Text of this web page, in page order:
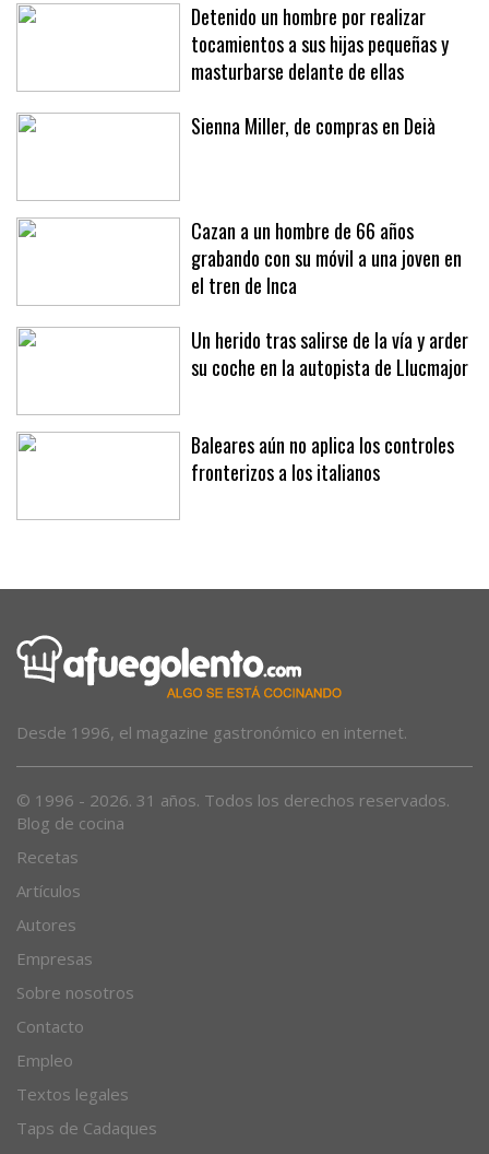
Detenido un hombre por realizar
tocamientos a sus hijas pequeñas y
masturbarse delante de ellas
Sienna Miller, de compras en Deià
Cazan a un hombre de 66 años
grabando con su móvil a una joven en
el tren de Inca
Un herido tras salirse de la vía y arder
su coche en la autopista de Llucmajor
Baleares aún no aplica los controles
fronterizos a los italianos
Desde 1996, el magazine gastronómico en internet.
© 1996 - 2026. 31 años. Todos los derechos reservados.
Blog de cocina
Recetas
Artículos
Autores
Empresas
Sobre nosotros
Contacto
Empleo
Textos legales
Taps de Cadaques